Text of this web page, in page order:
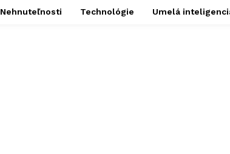
Nehnuteľnosti Technológie Umelá